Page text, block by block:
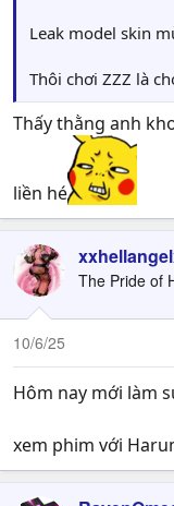
Leak model skin
Thôi chơi ZZZ là
Thấy thằng anh
liền hé
The Pride of
10/6/25
Hôm nay mới làm
xem phim với